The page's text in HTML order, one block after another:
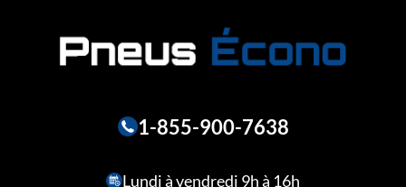
1-855-900-7638
Lundi à vendredi 9h à 16h